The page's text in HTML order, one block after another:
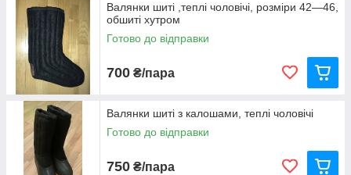
Валянки шиті ,теплі чоловічі, розміри 42—46,
обшиті хутром
Готово до відправки
700 ₴/пара
Валянки шиті з калошами, теплі чоловічі
Готово до відправки
750 ₴/пара